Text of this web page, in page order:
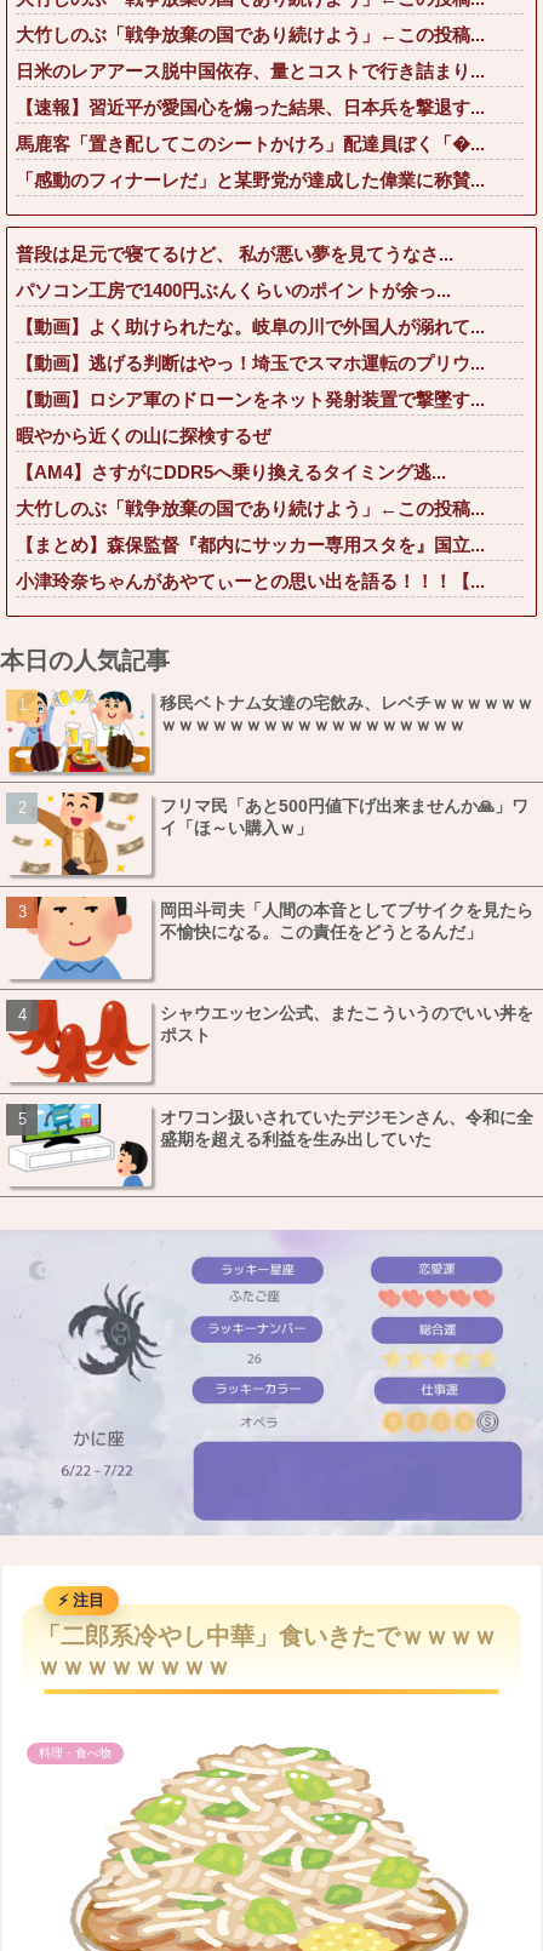
大竹しのぶ「戦争放棄の国であり続けよう」←この投稿...
日米のレアアース脱中国依存、量とコストで行き詰まり...
【速報】習近平が愛国心を煽った結果、日本兵を撃退す...
馬鹿客「置き配してこのシートかけろ」配達員ぼく「...
「感動のフィナーレだ」と某野党が達成した偉業に称賛...
普段は足元で寝てるけど、 私が悪い夢を見てうなさ...
パソコン工房で1400円ぶんくらいのポイントが余っ...
【動画】よく助けられたな。岐阜の川で外国人が溺れて...
【動画】逃げる判断はやっ！埼玉でスマホ運転のプリウ...
【動画】ロシア軍のドローンをネット発射装置で撃墜す...
暇やから近くの山に探検するぜ
【AM4】さすがにDDR5へ乗り換えるタイミング逃...
大竹しのぶ「戦争放棄の国であり続けよう」←この投稿...
【まとめ】森保監督『都内にサッカー専用スタを』国立...
小津玲奈ちゃんがあやてぃーとの思い出を語る！！！【...
本日の人気記事
移民ベトナム女達の宅飲み、レベチｗｗｗｗｗｗ
ｗｗｗｗｗｗｗｗｗｗｗｗｗｗｗｗｗｗ
フリマ民「あと500円値下げ出来ませんか🙏」ワ
イ「ほ～い購入ｗ」
岡田斗司夫「人間の本音としてブサイクを見たら
不愉快になる。この責任をどうとるんだ」
シャウエッセン公式、またこういうのでいい丼を
ポスト
オワコン扱いされていたデジモンさん、令和に全
盛期を超える利益を生み出していた
M
「二郎系冷やし中華」食いきたでｗｗｗｗ
ｗｗｗｗｗｗｗｗ
料理・食べ物